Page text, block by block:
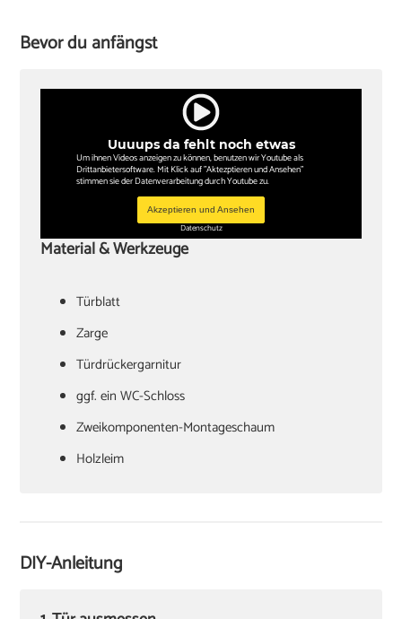
Bevor du anfängst
Uuuups da fehlt noch etwas
Um ihnen Videos anzeigen zu können, benutzen wir Youtube als
Drittanbietersoftware. Mit Klick auf "Aktezptieren und Ansehen"
stimmen sie der Datenverarbeitung durch Youtube zu.
Akzeptieren und Ansehen
Datenschutz
Material & Werkzeuge
Türblatt
‏Zarge
Türdrückergarnitur
‏ggf. ein WC-Schloss
Zweikomponenten-Montageschaum
‏Holzleim
Papierschablone für Türdrückermontage
DIY-Anleitung